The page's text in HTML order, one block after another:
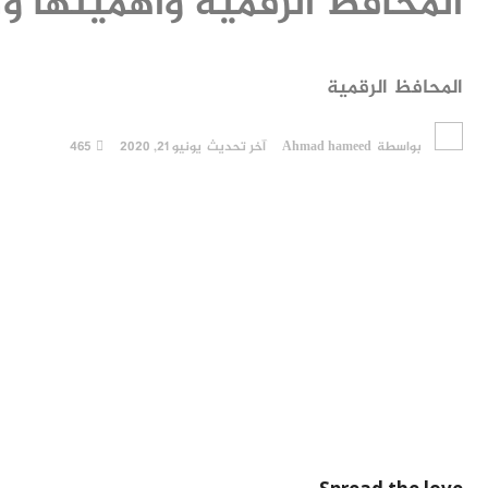
المحافظ الرقمية
بواسطة Ahmad hameed آخر تحديث يونيو 21, 2020